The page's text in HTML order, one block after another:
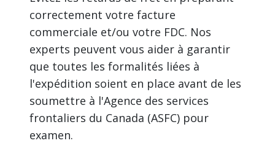
correctement votre facture
commerciale et/ou votre FDC. Nos
experts peuvent vous aider à garantir
que toutes les formalités liées à
l'expédition soient en place avant de les
soumettre à l'Agence des services
frontaliers du Canada (ASFC) pour
examen.